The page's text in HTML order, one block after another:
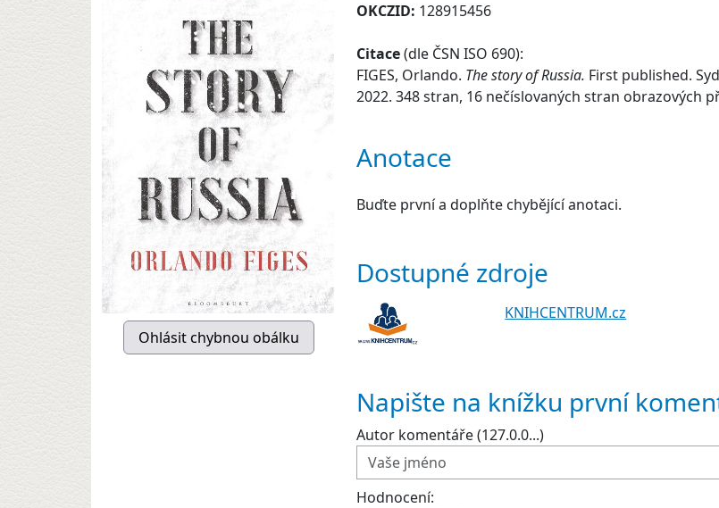
OKCZID: 128915456
Citace(dle ČSN ISO 690):
FIGES, Orlando. The story of Russia. First published.
2022. 348 stran, 16 nečíslovaných stran obrazových
Anotace
Buďte první a doplňte chybějící anotaci.
Dostupné zdroje
KNIHCENTRUM.cz
Napište na knížku první
Autor komentáře (127.0.0...)
Hodnocení: